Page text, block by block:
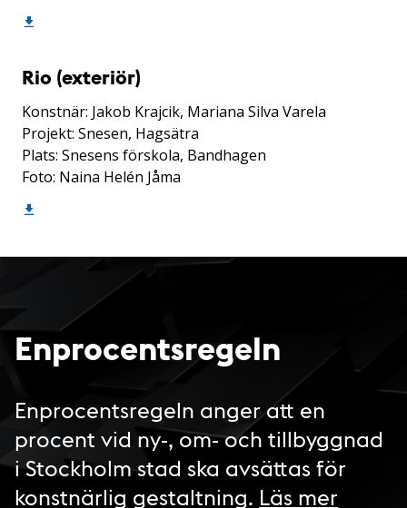
Rio (exteriör)
Konstnär: Jakob Krajcik, Mariana Silva Varela
Projekt: Snesen, Hagsätra
Plats: Snesens förskola, Bandhagen
Foto: Naina Helén Jåma
Enprocentsregeln
Enprocentsregeln anger att en
procent vid ny-, om- och tillbyggnad
i Stockholm stad ska avsättas för
konstnärlig gestaltning. Läs mer